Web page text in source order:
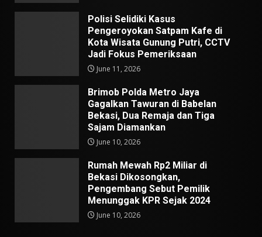
Polisi Selidiki Kasus
Pengeroyokan Satpam Kafe di
Kota Wisata Gunung Putri, CCTV
Jadi Fokus Pemeriksaan
June 11, 2026
Brimob Polda Metro Jaya
Gagalkan Tawuran di Babelan
Bekasi, Dua Remaja dan Tiga
Sajam Diamankan
June 10, 2026
Rumah Mewah Rp2 Miliar di
Bekasi Dikosongkan,
Pengembang Sebut Pemilik
Menunggak KPR Sejak 2024
June 10, 2026